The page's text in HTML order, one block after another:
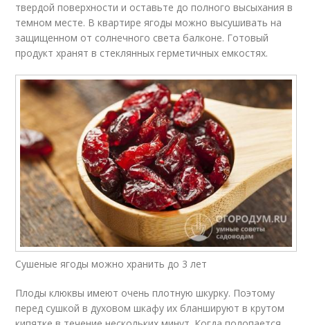
твердой поверхности и оставьте до полного высыхания в
темном месте. В квартире ягоды можно высушивать на
защищенном от солнечного света балконе. Готовый
продукт хранят в стеклянных герметичных емкостях.
Сушеные ягоды можно хранить до 3 лет
Плоды клюквы имеют очень плотную шкурку. Поэтому
перед сушкой в духовом шкафу их бланшируют в крутом